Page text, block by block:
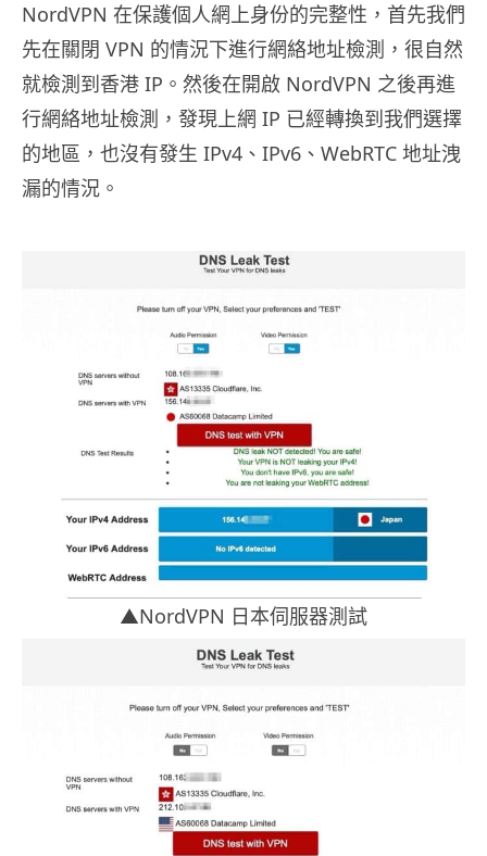
NordVPN 在保護個人網上身份的完整性，首先我們
先在關閉 VPN 的情況下進行網絡地址檢測，很自然
就檢測到香港 IP。然後在開啟 NordVPN 之後再進
行網絡地址檢測，發現上網 IP 已經轉換到我們選擇
的地區，也沒有發生 IPv4、IPv6、WebRTC 地址洩
漏的情況。
▲NordVPN 日本伺服器測試